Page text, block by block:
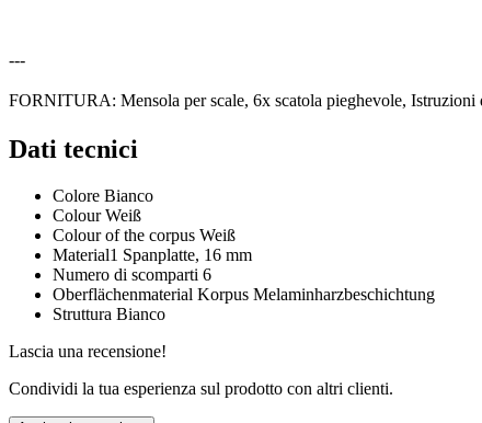
---
FORNITURA: Mensola per scale, 6x scatola pieghevole,
Dati tecnici
Colore Bianco
Colour Weiß
Colour of the corpus Weiß
Material1 Spanplatte, 16 mm
Numero di scomparti 6
Oberflächenmaterial Korpus Melaminharzbeschichtung
Struttura Bianco
Lascia una recensione!
Condividi la tua esperienza sul prodotto con altri clienti.